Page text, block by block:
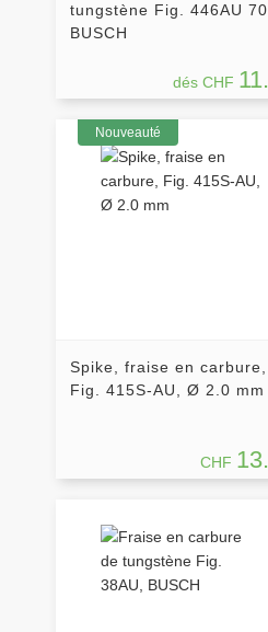
tungstène Fig. 446AU
BUSCH
dés CHF
Nouveauté
Spike, fraise en carbure,
Fig. 415S-AU, Ø 2.0 mm
CHF